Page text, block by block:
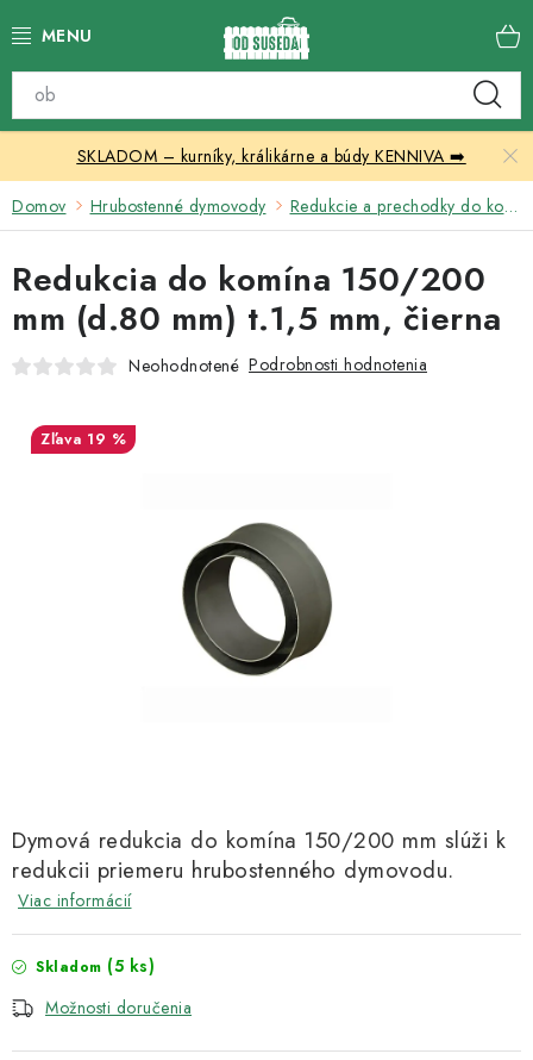
na
Katalóg produktov
Skleníky
Nábytok
Chovateľské potreby
SKLADOM – kurníky, králikárne a búdy KENNIVA ➡️
Domov Hrubostenné dymovody Redukcie a prechodky do komína
Dymová redukcia do komína 150/200 mm slúži k
redukcii priemeru hrubostenného dymovodu.
Viac informácií
Skladom (5 ks)
Možnosti doručenia
Redukcia do komína 150/200
mm (d.80 mm) t.1,5 mm, čierna
Neohodnotené Podrobnosti hodnotenia
19 %